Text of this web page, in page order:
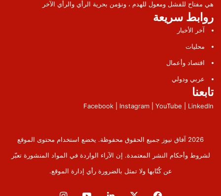
هي مفتاح للفشل ومعول للهدم ، ونؤمن بحرية الرأي والرأي الآخر
روابط سريعة
آخر الأخبار
محليات
اقتصاد وأعمال
عربي ودولي
تابعنا
Facebook | Instagram | YouTube | LinkedIn
2026 آفاق نيوز جميع الحقوق محفوظة. يخضع استخدام محتوى الموقع
لشروط وأحكام النشر المعتمدة. إن الآراء الواردة في المواد المنشورة تعبّر
عن كُتّابها ولا تمثل بالضرورة رأي إدارة الموقع.